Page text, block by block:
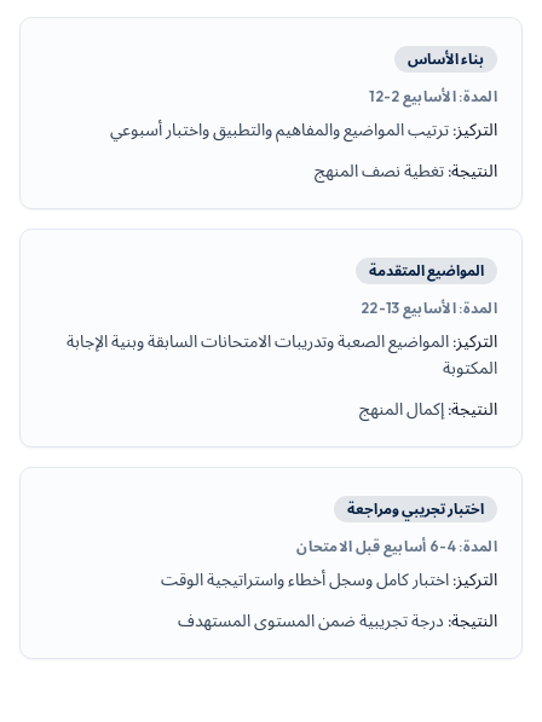
بناء الأساس
المدة:الأسابيع 2-12
التركيز: ترتيب المواضيع والمفاهيم والتطبيق واختبار أسبوعي
النتيجة: تغطية نصف المنهج
المواضيع المتقدمة
المدة:الأسابيع 13-22
التركيز: المواضيع الصعبة وتدريبات الامتحانات السابقة وبنية الإجابة
المكتوبة
النتيجة: إكمال المنهج
اختبار تجريبي ومراجعة
المدة:4-6 أسابيع قبل الامتحان
التركيز: اختبار كامل وسجل أخطاء واستراتيجية الوقت
النتيجة: درجة تجريبية ضمن المستوى المستهدف